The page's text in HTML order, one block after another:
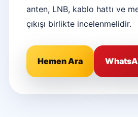
anten, LNB, kablo hattı ve
çıkışı birlikte incelenmelidir.
Hemen Ara